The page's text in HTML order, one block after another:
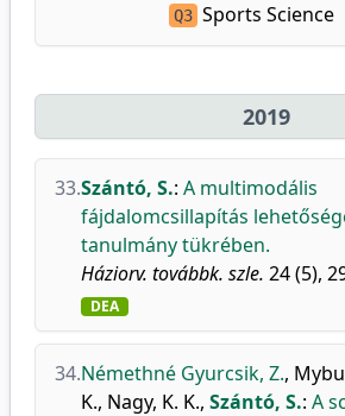
Q3 Sports Science
2019
33.Szántó, S.: A multimodális
fájdalomcsillapítás
tanulmány tükrében.
Háziorv. továbbk. szle. 24 (5),
DEA
34.Némethné Gyurcsik, Z.,
K., Nagy, K. K., Szántó, S.: A